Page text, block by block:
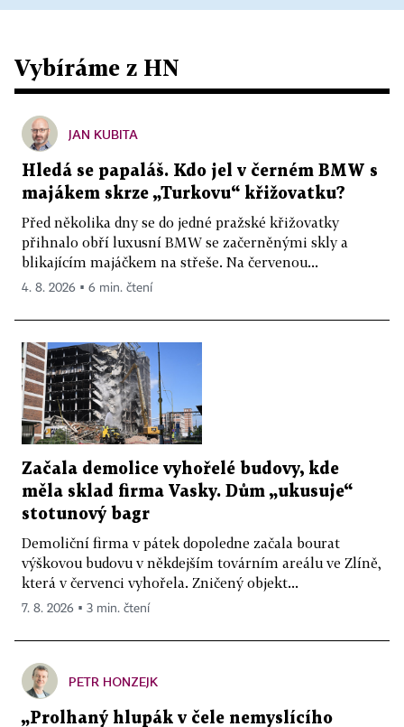
Vybíráme z HN
JAN KUBITA
Hledá se papaláš. Kdo jel v černém BMW s
majákem skrze „Turkovu“ křižovatku?
Před několika dny se do jedné pražské křižovatky
přihnalo obří luxusní BMW se začerněnými skly a
blikajícím majáčkem na střeše. Na červenou...
4. 8. 2026 ▪ 6 min. čtení
Začala demolice vyhořelé budovy, kde
měla sklad firma Vasky. Dům „ukusuje“
stotunový bagr
Demoliční firma v pátek dopoledne začala bourat
výškovou budovu v někdejším továrním areálu ve Zlíně,
která v červenci vyhořela. Zničený objekt...
7. 8. 2026 ▪ 3 min. čtení
PETR HONZEJK
„Prolhaný hlupák v čele nemyslícího